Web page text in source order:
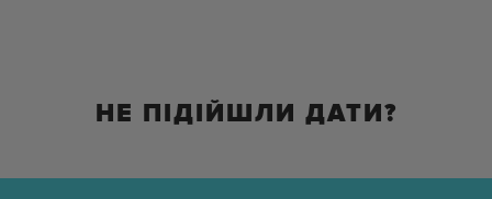
НЕ ПІДІЙШЛИ ДАТИ?